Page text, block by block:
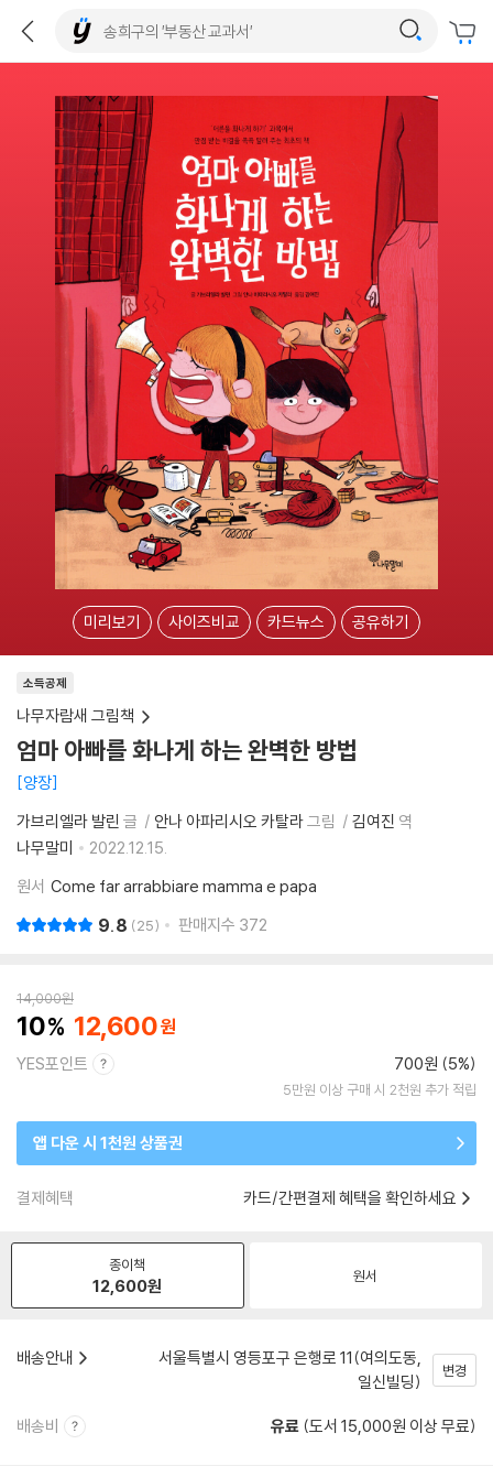
미리보기 사이즈비교 카드뉴스 공유하기
소득공제
나무자람새 그림책
엄마 아빠를 화나게 하는 완벽한 방법
양장
가브리엘라 발린 글 안나 아파리시오 카탈라그림 김여진 역
나무말미
2022.12.15.
원서 Come far arrabbiare mamma e papa
9.8 25 판매지수 372
14,000원
10 12,600
YES포인트 700원 (5%)
5만원 이상 구매 시 2천원 추가 적립
앱 다운 시 1천원 상품권
결제혜택 카드/간편결제 혜택을 확인하세요
종이책
12,600원 원서
배송안내
서울특별시 영등포구 은행로 11(여의도동,
일신빌딩)
변경
배송비 유료 (도서 15,000원 이상 무료)